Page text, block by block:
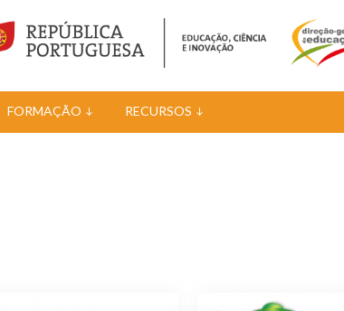
FORMAÇÃO RECURSOS